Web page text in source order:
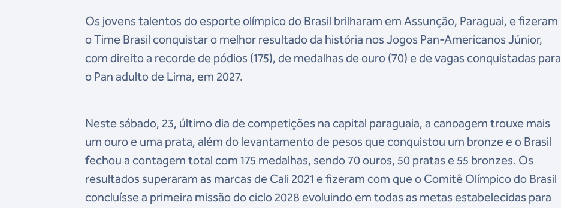
Os jovens talentos do esporte olímpico do Brasil brilharam em Assunção, Paraguai, e fizeram
o Time Brasil conquistar o melhor resultado da história nos Jogos Pan-Americanos Júnior,
com direito a recorde de pódios (175), de medalhas de ouro (70) e de vagas conquistadas para
o Pan adulto de Lima, em 2027.
Neste sábado, 23, último dia de competições na capital paraguaia, a canoagem trouxe mais
um ouro e uma prata, além do levantamento de pesos que conquistou um bronze e o Brasil
fechou a contagem total com 175 medalhas, sendo 70 ouros, 50 pratas e 55 bronzes. Os
resultados superaram as marcas de Cali 2021 e fizeram com que o Comitê Olímpico do Brasil
concluísse a primeira missão do ciclo 2028 evoluindo em todas as metas estabelecidas para